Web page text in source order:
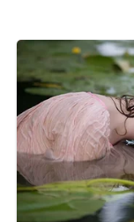
«Je
clip
partir